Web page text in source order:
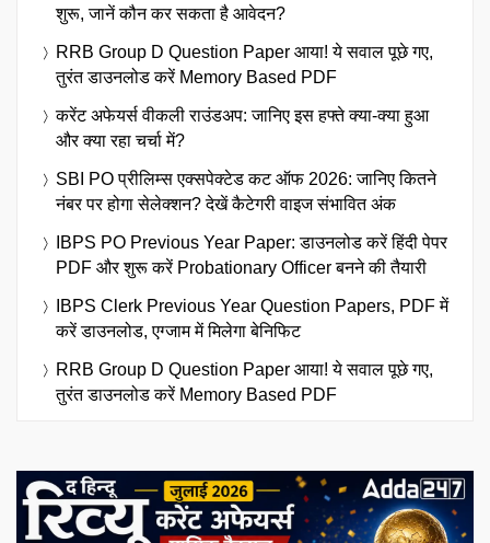
शुरू, जानें कौन कर सकता है आवेदन?
RRB Group D Question Paper आया! ये सवाल पूछे गए,
तुरंत डाउनलोड करें Memory Based PDF
करेंट अफेयर्स वीकली राउंडअप: जानिए इस हफ्ते क्या-क्या हुआ
और क्या रहा चर्चा में?
SBI PO प्रीलिम्स एक्सपेक्टेड कट ऑफ 2026: जानिए कितने
नंबर पर होगा सेलेक्शन? देखें कैटेगरी वाइज संभावित अंक
IBPS PO Previous Year Paper: डाउनलोड करें हिंदी पेपर
PDF और शुरू करें Probationary Officer बनने की तैयारी
IBPS Clerk Previous Year Question Papers, PDF में
करें डाउनलोड, एग्जाम में मिलेगा बेनिफिट
RRB Group D Question Paper आया! ये सवाल पूछे गए,
तुरंत डाउनलोड करें Memory Based PDF